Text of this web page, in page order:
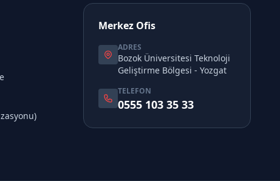
Merkez Ofis
ADRES
Bozok Üniversitesi Teknoloji
Geliştirme Bölgesi - Yozgat
TELEFON
0555 103 35 33